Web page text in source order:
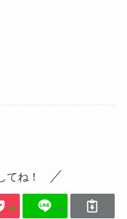
てね！